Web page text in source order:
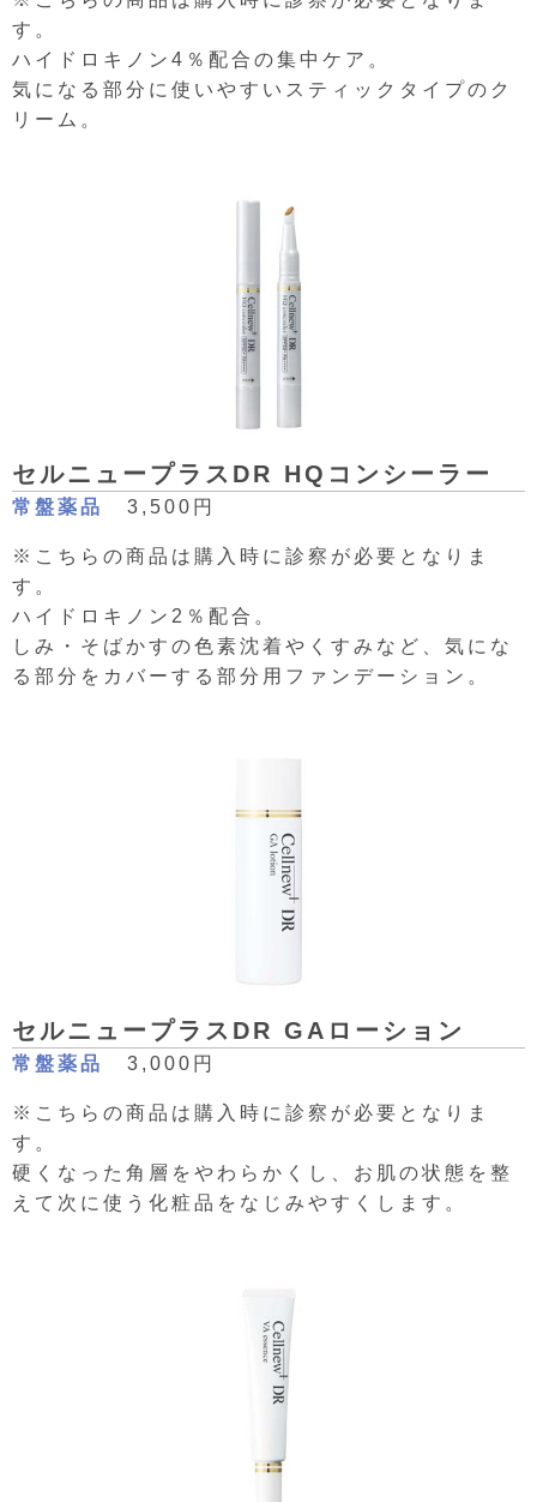
す。
ハイドロキノン4％配合の集中ケア。
気になる部分に使いやすいスティックタイプのク
リーム。
セルニュープラスDR HQコンシーラー
常盤薬品 3,500円
※こちらの商品は購入時に診察が必要となりま
す。
ハイドロキノン2％配合。
しみ・そばかすの色素沈着やくすみなど、気にな
る部分をカバーする部分用ファンデーション。
セルニュープラスDR GAローション
常盤薬品 3,000円
※こちらの商品は購入時に診察が必要となりま
す。
硬くなった角層をやわらかくし、お肌の状態を整
えて次に使う化粧品をなじみやすくします。